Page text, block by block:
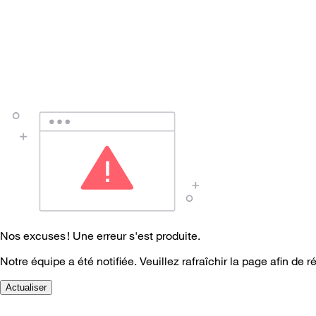
Nos excuses ! Une erreur s'est produite.
Notre équipe a été notifiée. Veuillez rafraîchir la page afin de
Actualiser